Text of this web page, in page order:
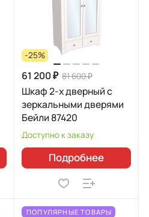
-25%
61 200 ₽ 81 600 ₽
Шкаф 2-х дверный с
зеркальными дверями
Бейли 87420
Доступно к заказу
Подробнее
ПОПУЛЯРНЫЕ ТОВАРЫ